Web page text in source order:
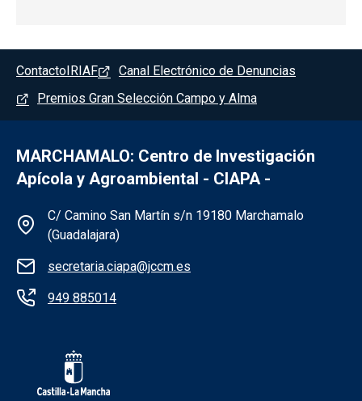
Pie de página - Marchamalo
Contacto IRIAF
Canal Electrónico de Denuncias
Premios Gran Selección Campo y Alma
MARCHAMALO: Centro de Investigación
Apícola y Agroambiental - CIAPA -
Información de la institución -
C/ Camino San Martín s/n 19180 Marchamalo
(Guadalajara)
secretaria.ciapa@jccm.es
949 885014